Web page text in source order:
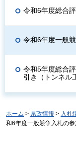
令和6年度総合
令和6年度一般
令和5年度総合
引き（トンネル
ホーム > 県政情報 > 入札
和6年度一般競争入札の